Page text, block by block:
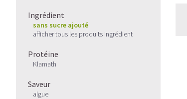
Ingrédient
sans sucre ajouté
afficher tous les produits Ingrédient
Protéine
Klamath
Saveur
algue